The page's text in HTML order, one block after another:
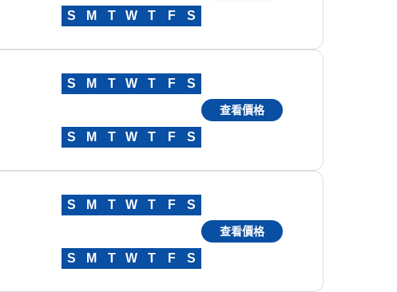
S M T W T F S
S M T W T F S
S M T W T F S
查看價格
S M T W T F S
S M T W T F S
查看價格